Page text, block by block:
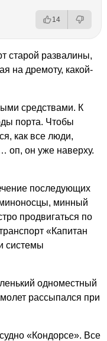
14
старой развалины,
на дремоту, какой-
средствами. К
порта. Чтобы
как все люди,
оп, он уже наверху.
последующих
миноносцы, минный
продвигаться по
«Капитан
системы
одноместный
рассыпался при
«Кондорсе». Все